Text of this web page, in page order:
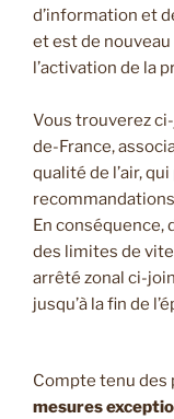
d’information et
et est de nouveau
l’activation de la
Vous trouverez
de-France,
qualité de l’air,
En conséquence,
des limites de
arrêté zonal ci-
jusqu’à la fin de
Compte tenu
mesures